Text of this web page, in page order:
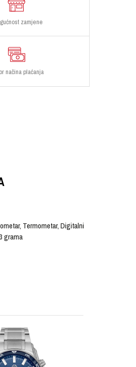
zamjene
načina plaćanja
Termometar, Digitalni
grama